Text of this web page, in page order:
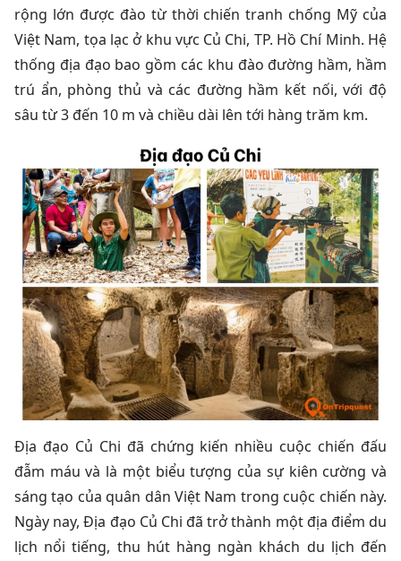
rộng lớn được đào từ thời chiến tranh chống Mỹ của
Việt Nam, tọa lạc ở khu vực Củ Chi, TP. Hồ Chí Minh. Hệ
thống địa đạo bao gồm các khu đào đường hầm, hầm
trú ẩn, phòng thủ và các đường hầm kết nối, với độ
sâu từ 3 đến 10 m và chiều dài lên tới hàng trăm km.
Địa đạo Củ Chi đã chứng kiến nhiều cuộc chiến đấu
đẫm máu và là một biểu tượng của sự kiên cường và
sáng tạo của quân dân Việt Nam trong cuộc chiến này.
Ngày nay, Địa đạo Củ Chi đã trở thành một địa điểm du
lịch nổi tiếng, thu hút hàng ngàn khách du lịch đến